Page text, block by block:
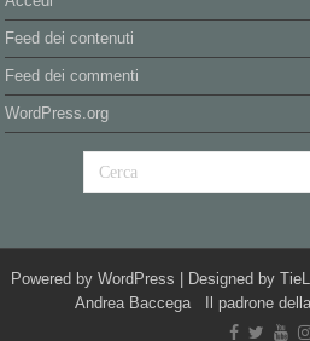
Feed dei contenuti
Feed dei commenti
WordPress.org
Powered by WordPress | Designed by
Andrea Baccega Il padrone